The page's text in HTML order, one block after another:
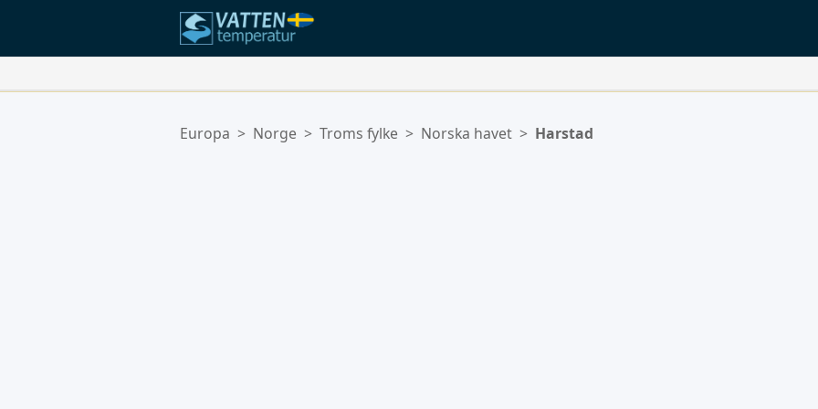
Din favoritlista är tom.
Europa > Norge > Troms fylke > Norska havet > Harstad